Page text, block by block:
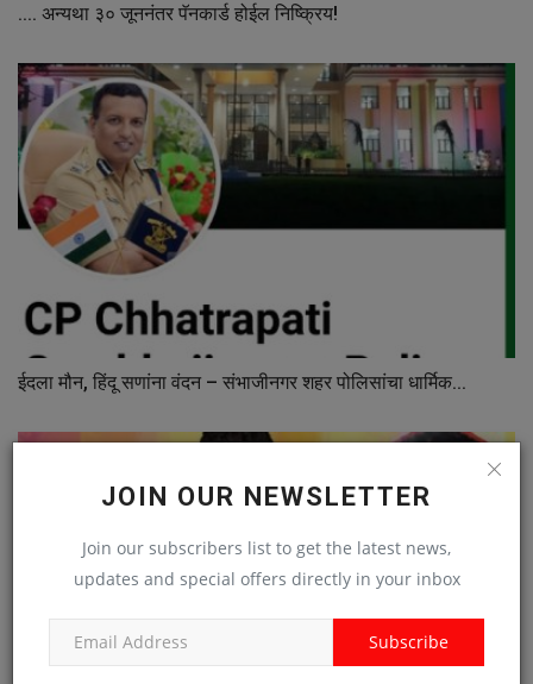
JOIN OUR NEWSLETTER
Join our subscribers list to get the latest news,
updates and special offers directly in your inbox
Subscribe
.... अन्यथा ३० जूननंतर पॅनकार्ड होईल निष्क्रिय!
ईदला मौन, हिंदू सणांना वंदन – संभाजीनगर शहर पोलिसांचा धार्मिक...